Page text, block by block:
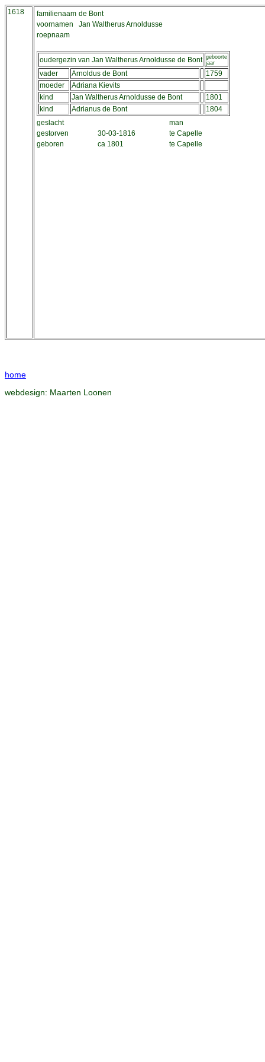
1618 familienaam de Bont
voornamen
Jan Waltherus Arnoldusse
roepnaam
oudergezin van Jan Waltherus Arnoldusse de Bont geboorte
jaar
vader Arnoldus de Bont
1759
moeder
Adriana Kievits
kind
Jan Waltherus Arnoldusse de Bont
1801
kind
Adrianus de Bont
1804
geslacht
man
gestorven
30-03-1816
te Capelle
geboren
ca 1801 te Capelle
home
webdesign: Maarten Loonen